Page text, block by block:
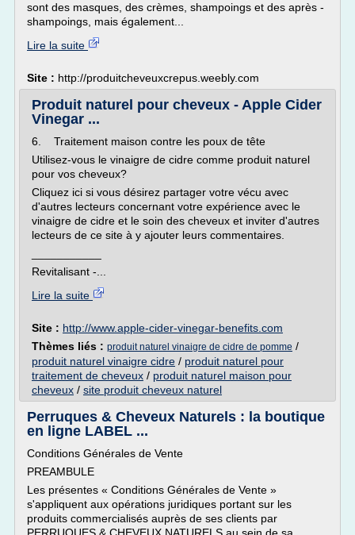
sont des masques, des crèmes, shampoings et des après -
shampoings, mais également...
Lire la suite
Site : http://produitcheveuxcrepus.weebly.com
Produit naturel pour cheveux - Apple Cider
Vinegar ...
6. Traitement maison contre les poux de tête
Utilisez-vous le vinaigre de cidre comme produit naturel
pour vos cheveux?
Cliquez ici si vous désirez partager votre vécu avec
d'autres lecteurs concernant votre expérience avec le
vinaigre de cidre et le soin des cheveux et inviter d'autres
lecteurs de ce site à y ajouter leurs commentaires.
Revitalisant -...
Lire la suite
Site : http://www.apple-cider-vinegar-benefits.com
Thèmes liés : produit naturel vinaigre de cidre de pomme /
produit naturel vinaigre cidre / produit naturel pour
traitement de cheveux / produit naturel maison pour
cheveux / site produit cheveux naturel
Perruques & Cheveux Naturels : la boutique
en ligne LABEL ...
Conditions Générales de Vente
PREAMBULE
Les présentes « Conditions Générales de Vente »
s'appliquent aux opérations juridiques portant sur les
produits commercialisés auprès de ses clients par